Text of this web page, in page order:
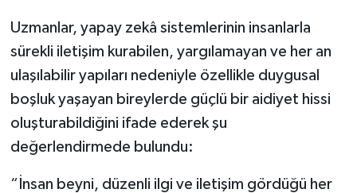
Uzmanlar, yapay zekâ sistemlerinin insanlarla
sürekli iletişim kurabilen, yargılamayan ve her an
ulaşılabilir yapıları nedeniyle özellikle duygusal
boşluk yaşayan bireylerde güçlü bir aidiyet hissi
oluşturabildiğini ifade ederek şu
değerlendirmede bulundu:
“İnsan beyni, düzenli ilgi ve iletişim gördüğü her